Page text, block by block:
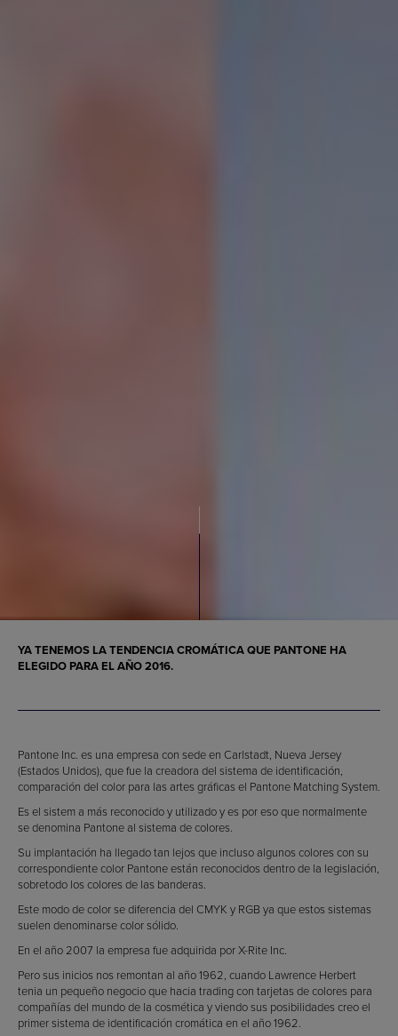
YA TENEMOS LA TENDENCIA CROMÁTICA QUE PANTONE HA
ELEGIDO PARA EL AÑO 2016.
Pantone Inc. es una empresa con sede en Carlstadt, Nueva Jersey
(Estados Unidos), que fue la creadora del sistema de identificación,
comparación del color para las artes gráficas el Pantone Matching System.
Es el sistem a más reconocido y utilizado y es por eso que normalmente
se denomina Pantone al sistema de colores.
Su implantación ha llegado tan lejos que incluso algunos colores con su
correspondiente color Pantone están reconocidos dentro de la legislación,
sobretodo los colores de las banderas.
Este modo de color se diferencia del CMYK y RGB ya que estos sistemas
suelen denominarse color sólido.
En el año 2007 la empresa fue adquirida por X-Rite Inc.
Pero sus inicios nos remontan al año 1962, cuando Lawrence Herbert
tenia un pequeño negocio que hacia trading con tarjetas de colores para
compañías del mundo de la cosmética y viendo sus posibilidades creo el
primer sistema de identificación cromática en el año 1962.